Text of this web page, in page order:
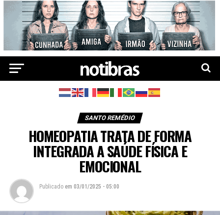
SANTO REMÉDIO
HOMEOPATIA TRATA DE FORMA
INTEGRADA A SAÚDE FÍSICA E
EMOCIONAL
Publicado em 03/01/2025 - 05:00